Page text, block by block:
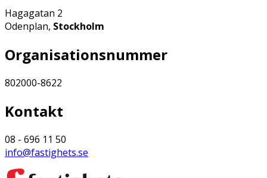
Hagagatan 2
Odenplan, Stockholm
Organisationsnummer
802000-8622
Kontakt
08 - 696 11 50
info@fastighets.se